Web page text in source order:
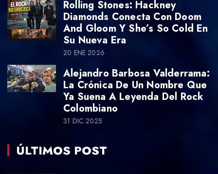
Rolling Stones: Hackney
Diamonds Conecta Con Doom
And Gloom Y She’s So Cold En
Su Nueva Era
20 ENE 2026
Alejandro Barbosa Valderrama:
La Crónica De Un Nombre Que
Ya Suena A Leyenda Del Rock
Colombiano
31 DIC 2025
ÚLTIMOS POST